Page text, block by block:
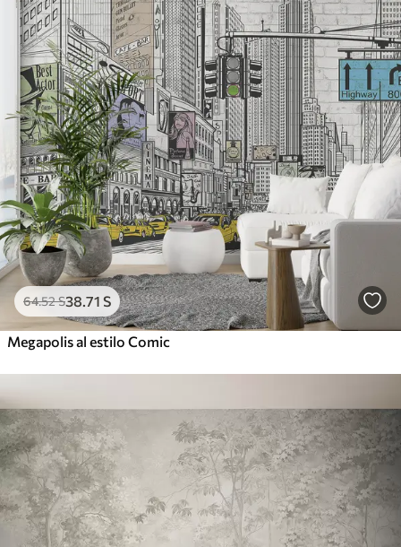
64.52S38 .71 S
Megapolis al estilo Comic